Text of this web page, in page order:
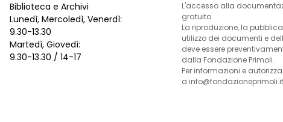
Biblioteca e Archivi
Lunedì, Mercoledì, Venerdì:
9.30-13.30
Martedì, Giovedì:
9.30-13.30 / 14-17
L'accesso alla
gratuito.
La riproduzione, la
utilizzo dei documenti e
deve essere
dalla Fondazione Primoli.
Per informazioni e
a info@fondazioneprimoli.it